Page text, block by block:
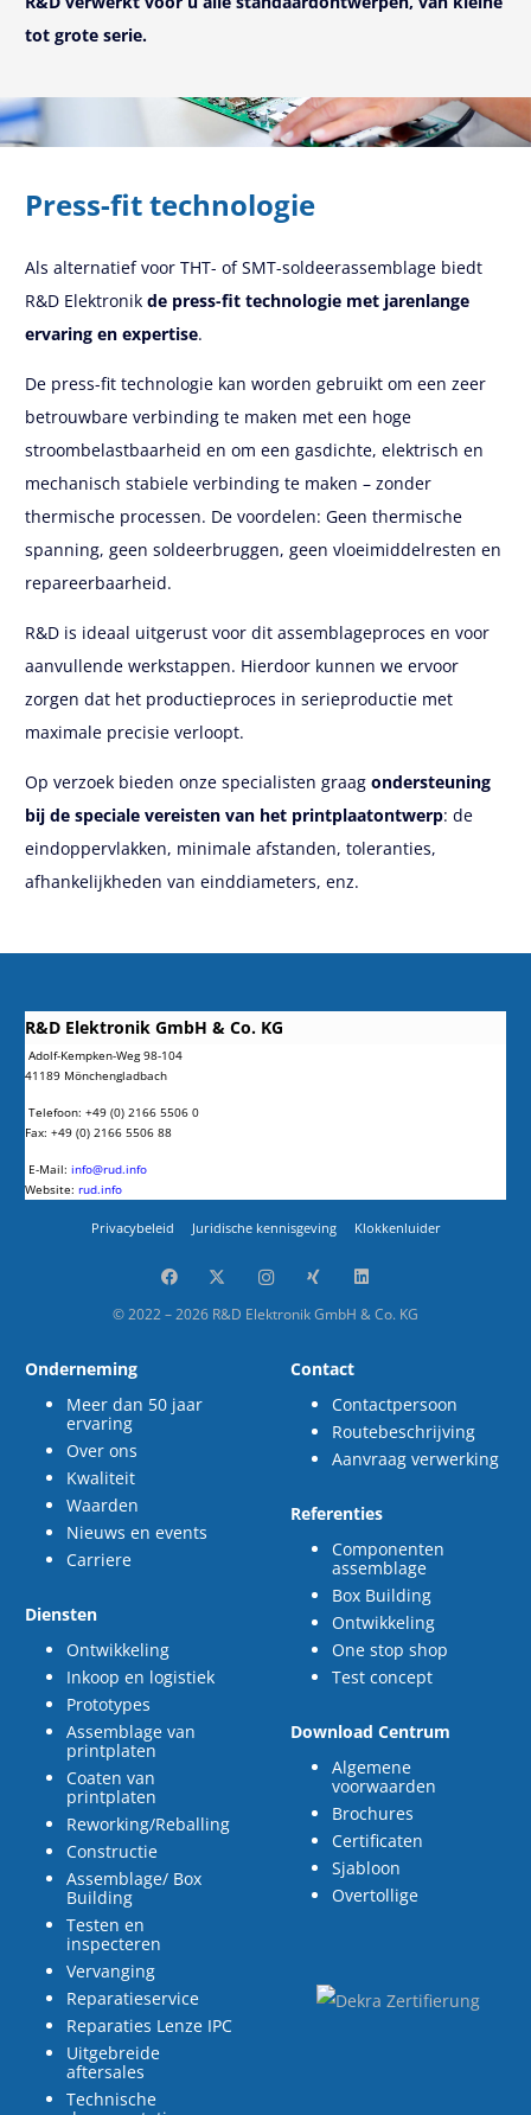
tot grote serie.
Press-fit technologie
Als alternatief voor THT- of SMT-soldeerassemblage biedt
R&D Elektronik de press-fit technologie met jarenlange
ervaring en expertise.
De press-fit technologie kan worden gebruikt om een zeer
betrouwbare verbinding te maken met een hoge
stroombelastbaarheid en om een gasdichte, elektrisch en
mechanisch stabiele verbinding te maken – zonder
thermische processen. De voordelen: Geen thermische
spanning, geen soldeerbruggen, geen vloeimiddelresten en
repareerbaarheid.
R&D is ideaal uitgerust voor dit assemblageproces en voor
aanvullende werkstappen. Hierdoor kunnen we ervoor
zorgen dat het productieproces in serieproductie met
maximale precisie verloopt.
Op verzoek bieden onze specialisten graag ondersteuning
bij de speciale vereisten van het printplaatontwerp: de
eindoppervlakken, minimale afstanden, toleranties,
afhankelijkheden van einddiameters, enz.
R&D Elektronik GmbH & Co. KG
Adolf-Kempken-Weg 98-104
41189 Mönchengladbach
Telefoon: +49 (0) 2166 5506 0
Fax: +49 (0) 2166 5506 88
E-Mail: info@rud.info
Website: rud.info
Privacybeleid Juridische kennisgeving Klokkenluider
© 2022 – 2026 R&D Elektronik GmbH & Co. KG
Onderneming
Meer dan 50 jaar
ervaring
Over ons
Kwaliteit
Waarden
Nieuws en events
Carriere
Diensten
Ontwikkeling
Inkoop en logistiek
Prototypes
Assemblage van
printplaten
Coaten van
printplaten
Reworking/Reballing
Constructie
Assemblage/ Box
Building
Testen en
inspecteren
Vervanging
Reparatieservice
Reparaties Lenze IPC
Uitgebreide
aftersales
Technische
Contact
Contactpersoon
Routebeschrijving
Aanvraag verwerking
Referenties
Componenten
assemblage
Box Building
Ontwikkeling
One stop shop
Test concept
Download Centrum
Algemene
voorwaarden
Brochures
Certificaten
Sjabloon
Overtollige